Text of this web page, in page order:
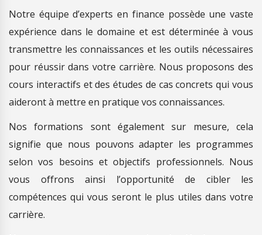
Notre équipe d’experts en finance possède une vaste
expérience dans le domaine et est déterminée à vous
transmettre les connaissances et les outils nécessaires
pour réussir dans votre carrière. Nous proposons des
cours interactifs et des études de cas concrets qui vous
aideront à mettre en pratique vos connaissances.
Nos formations sont également sur mesure, cela
signifie que nous pouvons adapter les programmes
selon vos besoins et objectifs professionnels. Nous
vous offrons ainsi l’opportunité de cibler les
compétences qui vous seront le plus utiles dans votre
carrière.